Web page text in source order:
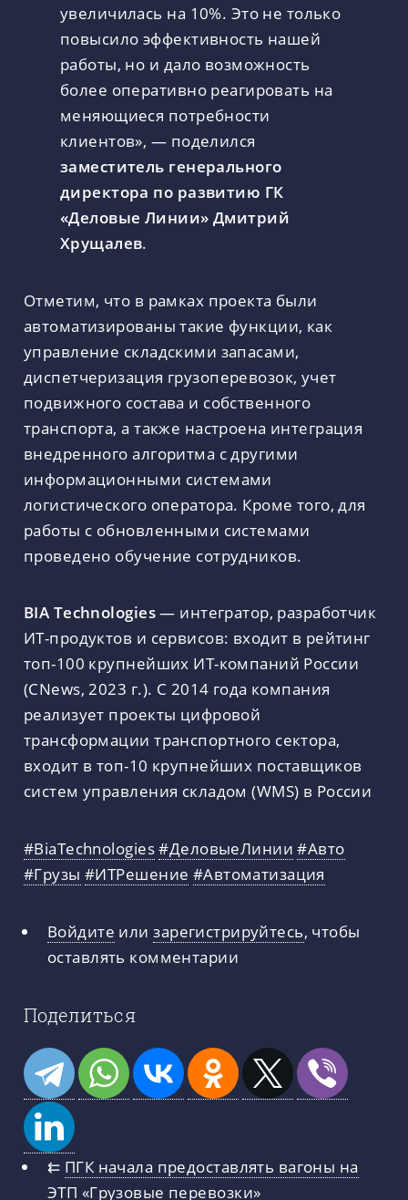
увеличилась на 10%. Это не только
повысило эффективность нашей
работы, но и дало возможность
более оперативно реагировать на
меняющиеся потребности
клиентов», — поделился
заместитель генерального
директора по развитию ГК
«Деловые Линии» Дмитрий
Хрущалев.
Отметим, что в рамках проекта были
автоматизированы такие функции, как
управление складскими запасами,
диспетчеризация грузоперевозок, учет
подвижного состава и собственного
транспорта, а также настроена интеграция
внедренного алгоритма с другими
информационными системами
логистического оператора. Кроме того, для
работы с обновленными системами
проведено обучение сотрудников.
BIA Technologies— интегратор, разработчик
ИТ-продуктов и сервисов: входит в рейтинг
топ-100 крупнейших ИТ-компаний России
(CNews, 2023 г.). С 2014 года компания
реализует проекты цифровой
трансформации транспортного сектора,
входит в топ-10 крупнейших поставщиков
систем управления складом (WMS) в России
#BiaTechnologies#ДеловыеЛинии #Авто
#Грузы #ИТРешение #Автоматизация
Войдите илизарегистрируйтесь, чтобы
оставлять комментарии
Поделиться
⇇ ПГК начала предоставлять вагоны на
ЭТП «Грузовые перевозки»